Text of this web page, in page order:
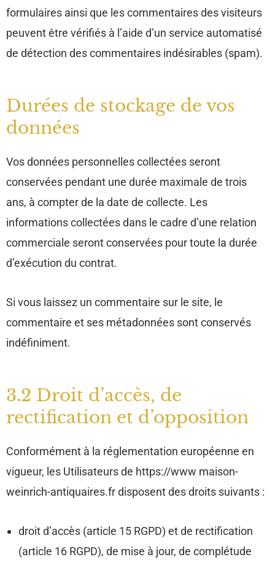
formulaires ainsi que les commentaires des visiteurs
peuvent être vérifiés à l’aide d’un service automatisé
de détection des commentaires indésirables (spam).
Durées de stockage de vos
données
Vos données personnelles collectées seront
conservées pendant une durée maximale de trois
ans, à compter de la date de collecte. Les
informations collectées dans le cadre d’une relation
commerciale seront conservées pour toute la durée
d’exécution du contrat.
Si vous laissez un commentaire sur le site, le
commentaire et ses métadonnées sont conservés
indéfiniment.
3.2 Droit d’accès, de
rectification et d’opposition
Conformément à la réglementation européenne en
vigueur, les Utilisateurs de https://www maison-
weinrich-antiquaires.fr disposent des droits suivants :
droit d’accès (article 15 RGPD) et de rectification
(article 16 RGPD), de mise à jour, de complétude